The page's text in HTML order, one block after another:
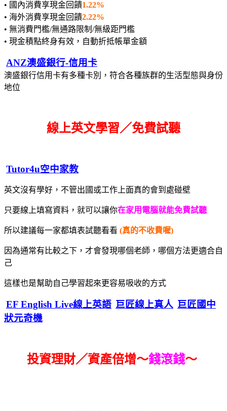
• 國內消費享現金回饋1.22%
• 海外消費享現金回饋2.22%
• 無消費門檻/無通路限制/無級距門檻
• 現金積點終身有效，自動折抵帳單金額
ANZ澳盛銀行-信用卡
澳盛銀行信用卡有多種卡別，符合各種族群的生活型態與身份
地位
線上英文學習／免費試聽
Tutor4u空中家教
英文沒有學好，不管出國或工作上面真的會到處碰壁
只要線上填寫資料，就可以讓你在家用電腦就能免費試聽
所以建議每一家都填表試聽看看 (真的不收費喔)
因為通常有比較之下，才會發現哪個老師，哪個方法更適合自
己
這樣也是幫助自己學習起來更容易吸收的方式
EF English Live線上英語 巨匠線上真人 巨匠國中
狀元奇機
投資理財／資產倍增～錢滾錢～